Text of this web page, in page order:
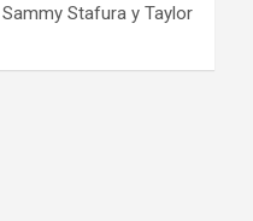
Stafura y Taylor